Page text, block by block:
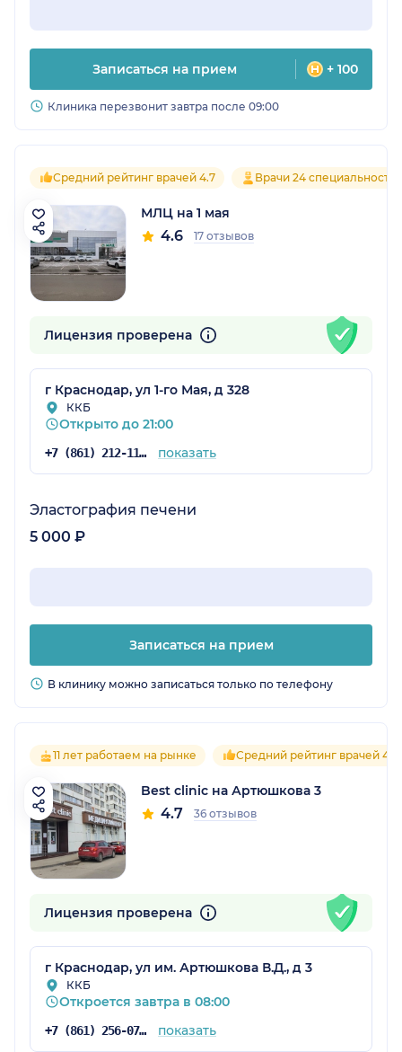
Записаться на прием + 100
Клиника перезвонит завтра после 09:00
Средний рейтинг врачей 4.7 Врачи 24
МЛЦ на 1 мая
4.6 17 отзывов
Лицензия проверена
г Краснодар, ул 1-го Мая, д 328
ККБ
Открыто до 21:00
+7 (861) 212-11-95 показать
Эластография печени
5 000 ₽
Записаться на прием
В клинику можно записаться только по телефону
11 лет работаем на рынке Средний рейтинг врачей 4.7
Best clinic на Артюшкова 3
4.7 36 отзывов
Лицензия проверена
г Краснодар, ул им. Артюшкова В.Д., д 3
ККБ
Откроется завтра в 08:00
+7 (861) 256-07-34 показать